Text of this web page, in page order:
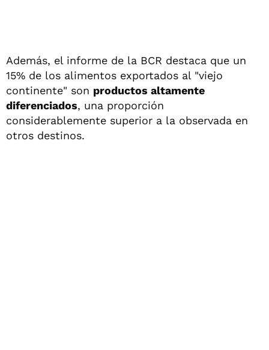
Además, el informe de la BCR destaca que un
15% de los alimentos exportados al "viejo
continente" son productos altamente
diferenciados, una proporción
considerablemente superior a la observada en
otros destinos.